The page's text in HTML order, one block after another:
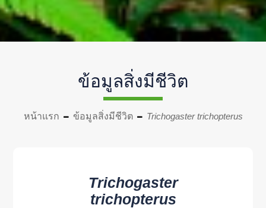
ข้อมูลสิ่งมีชีวิต
หน้าแรก ข้อมูลสิ่งมีชีวิต Trichogaster trichopterus
Trichogaster
trichopterus